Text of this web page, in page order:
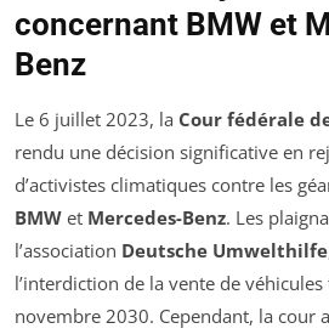
concernant BMW et
Benz
Le 6 juillet 2023, la Cour fédérale
rendu une décision significative en
d’activistes climatiques contre les
BMW et Mercedes-Benz. Les
l’association Deutsche Umwelthilfe
l’interdiction de la vente de véhicules
novembre 2030. Cependant, la cour